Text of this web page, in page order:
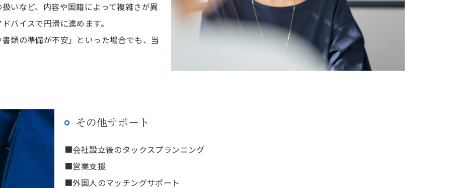
いなど、内容や国籍によって複雑さが異
バイスで円滑に進めます。
類の準備が不安」といった場合でも、当
その他サポート
■会社設立後のタックスプランニング
■営業支援
■外国人のマッチングサポート